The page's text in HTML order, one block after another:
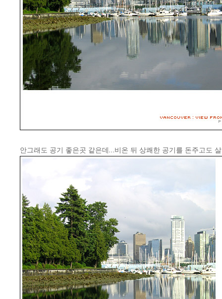
안그래도 공기 좋은곳 같은데…비온 뒤 상쾌한 공기를 돈주고도